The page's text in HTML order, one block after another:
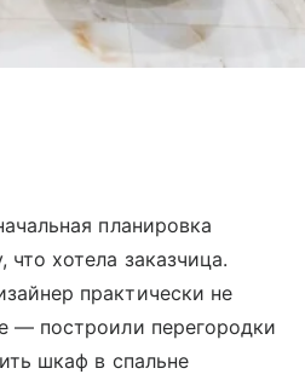
планировка
что хотела заказчица.
практически не
— построили перегородки
шкаф в спальне